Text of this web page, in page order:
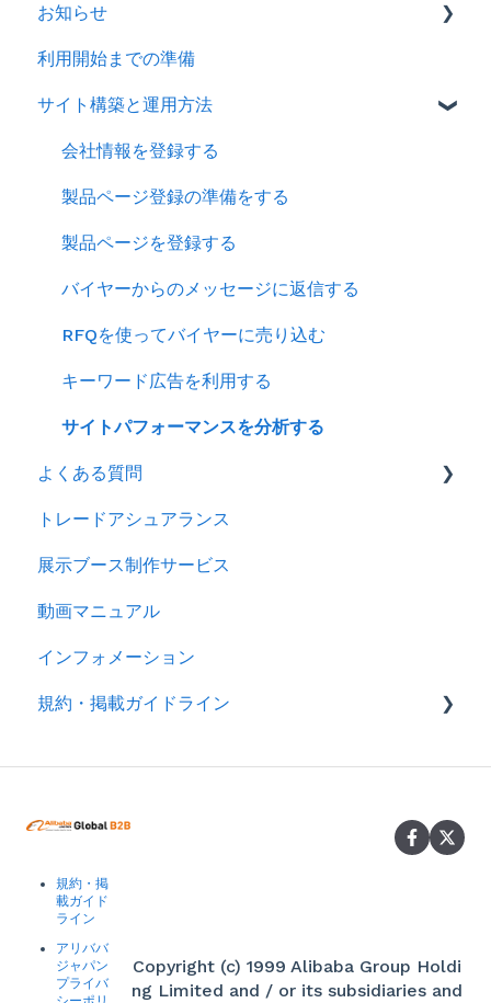
お知らせ
2026年
2025年
2024年
利用開始までの準備
サイト構築と運用方法
会社情報を登録する
製品ページ登録の準備をする
製品ページを登録する
バイヤーからのメッセージに返信する
RFQを使ってバイヤーに売り込む
キーワード広告を利用する
サイトパフォーマンスを分析する
よくある質問
ログイン
アカウント
製品情報
メッセージ
RFQ
トレードアシュアランス
お申込み・お支払い
トレードアシュアランス
展示ブース制作サービス
動画マニュアル
インフォメーション
規約・掲載ガイドライン
規約・掲
載ガイド
ライン
アリババ
ジャパン
プライバ
Copyright (c) 1999 Alibaba Group Holdi
ng Limited and / or its subsidiaries and